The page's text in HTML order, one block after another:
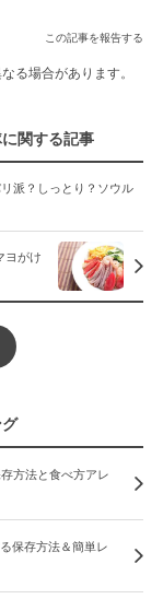
この記事を報告する
る場合があります。
関する記事
派？しっとり？ソウル
ヨがけ
方法と食べ方アレ
保存方法＆簡単レ